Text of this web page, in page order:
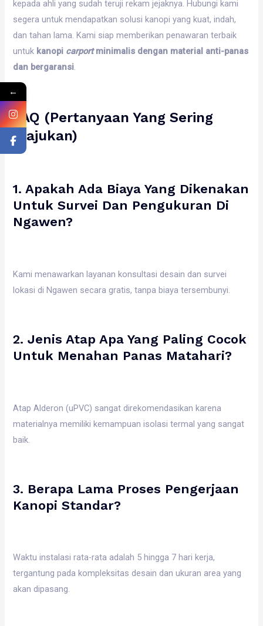
kepada ahli yang sudah teruji rekam jejaknya. Hubungi kami
segera untuk mendapatkan solusi kanopi yang kuat, indah,
dan tahan lama. Kami siap memberikan penawaran terbaik
untuk kanopi carportminimalis dengan material anti-panas
dan bergaransi.
FAQ (Pertanyaan Yang Sering
Diajukan)
1. Apakah Ada Biaya Yang Dikenakan
Untuk Survei Dan Pengukuran Di
Ngawen?
Kami menawarkan layanan konsultasi desain dan survei
lokasi di Ngawen secara gratis, tanpa biaya tersembunyi.
2. Jenis Atap Apa Yang Paling Cocok
Untuk Menahan Panas Matahari?
Atap Alderon (uPVC) sangat direkomendasikan karena
materialnya memiliki kemampuan isolasi termal yang sangat
baik.
3. Berapa Lama Proses Pengerjaan
Kanopi Standar?
Waktu instalasi rata-rata adalah 5 hingga 7 hari kerja,
tergantung pada kompleksitas desain dan ukuran area yang
akan dipasang.
←